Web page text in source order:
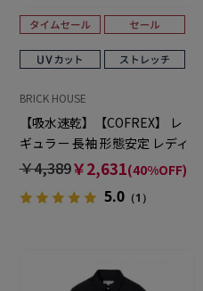
BRICK HOUSE
【吸水速乾】【COFREX】 レ
ギュラー 長袖 形態安定 レディ
ースシャツ
￥4,389￥2,631(40%OFF)
5.0（1）